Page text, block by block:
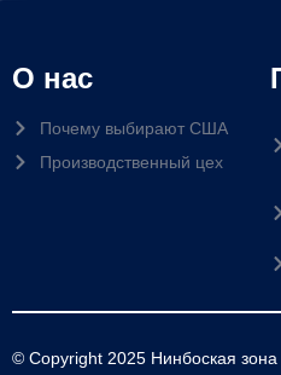
О нас
Почему выбирают США
Производственный цех
© Copyright 2025 Нинбоская зона